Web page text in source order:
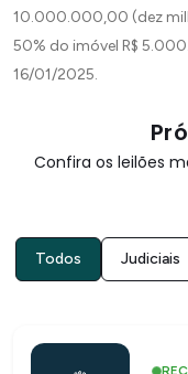
10.000.000,00 (dez
50% do imóvel R$
16/01/2025.
Confira os leilões
Todos Judiciais